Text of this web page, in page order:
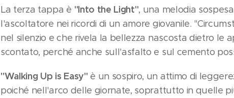
La terza tappa è "Into the Light", una melodia
l'ascoltatore nei ricordi di un amore giovanile.
nel silenzio e che rivela la bellezza nascosta dietro le
scontato, perché anche sull'asfalto e sul cemento
"Walking Up is Easy" è un sospiro, un attimo di
poiché nell'arco delle giornate, soprattutto in quelle